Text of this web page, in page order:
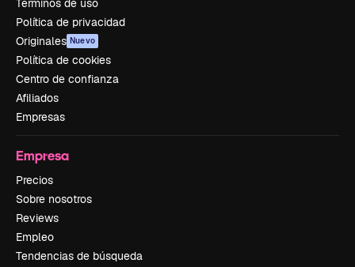
Términos de uso
Política de privacidad
Originales Nuevo
Política de cookies
Centro de confianza
Afiliados
Empresas
Empresa
Precios
Sobre nosotros
Reviews
Empleo
Tendencias de búsqueda